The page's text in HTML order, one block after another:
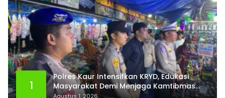
1
Polres Kaur Intensifkan KRYD, Edukasi
Masyarakat Demi Menjaga Kamtibmas
Tetap Kondusif
Agustus 1, 2026